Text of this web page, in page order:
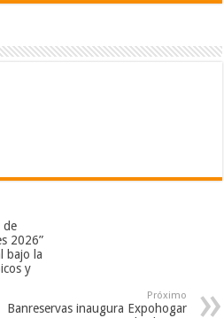
de
2026”
bajo la
y
Próximo
Banreservas inaugura Expohogar